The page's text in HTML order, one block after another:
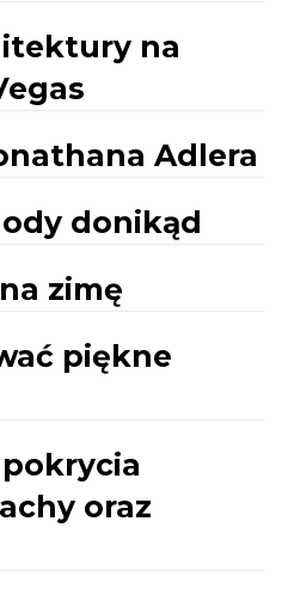
na
Adlera
donikąd
zimę
piękne
oraz